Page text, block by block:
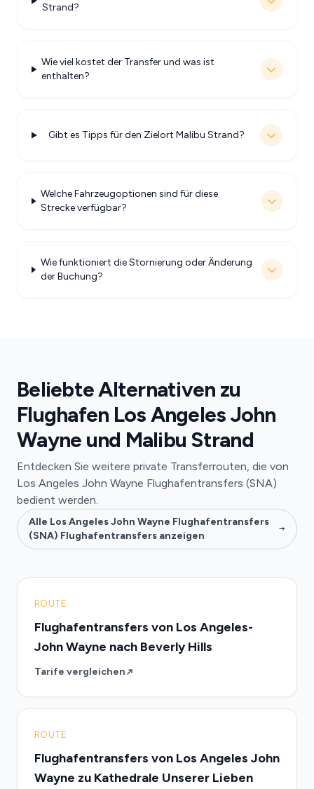
Strand?
Wie viel kostet der Transfer und was ist
enthalten?
Gibt es Tipps für den Zielort Malibu Strand?
Welche Fahrzeugoptionen sind für diese
Strecke verfügbar?
Wie funktioniert die Stornierung oder Änderung
der Buchung?
Beliebte Alternativen zu
Flughafen Los Angeles John
Wayne und Malibu Strand
Entdecken Sie weitere private Transferrouten, die von
Los Angeles John Wayne Flughafentransfers (SNA)
bedient werden.
Alle Los Angeles John Wayne Flughafentransfers
(SNA) Flughafentransfers anzeigen
ROUTE
Flughafentransfers von Los Angeles-
John Wayne nach Beverly Hills
Tarife vergleichen
ROUTE
Flughafentransfers von Los Angeles John
Wayne zu Kathedrale Unserer Lieben